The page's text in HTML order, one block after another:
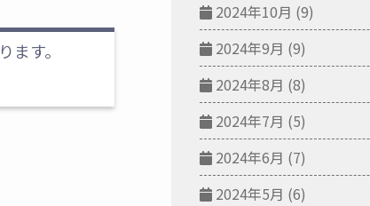
す。
2024年10月 (9)
2024年9月 (9)
2024年8月 (8)
2024年7月 (5)
2024年6月 (7)
2024年5月 (6)